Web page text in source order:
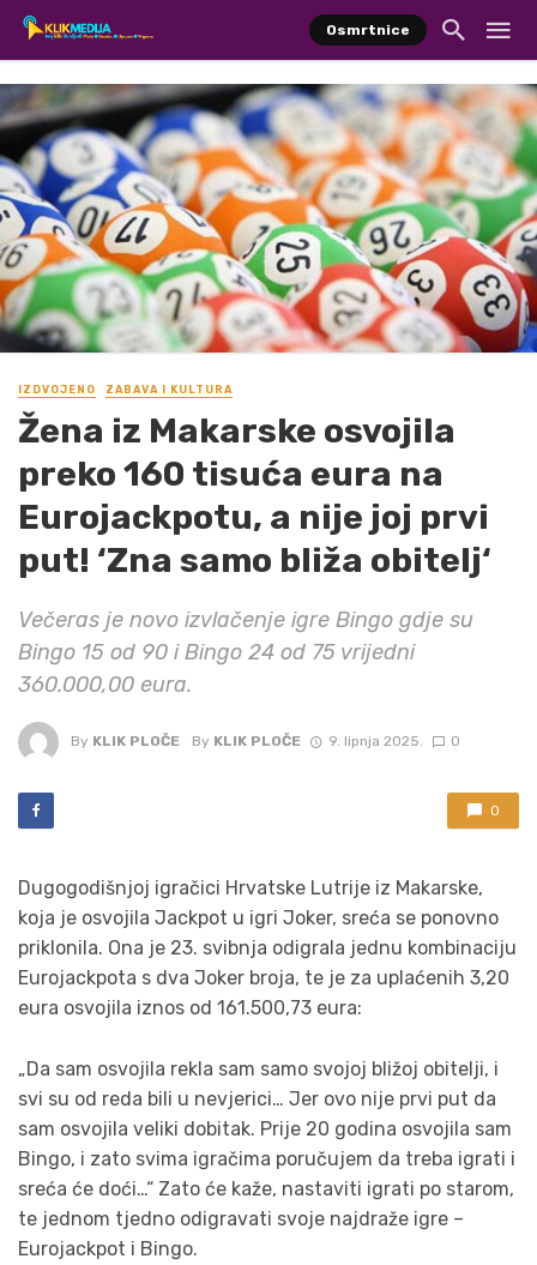
Osmrtnice
IZDVOJENO ZABAVA I KULTURA
Žena iz Makarske osvojila
preko 160 tisuća eura na
Eurojackpotu, a nije joj prvi
put! ‘Zna samo bliža obitelj‘
Večeras je novo izvlačenje igre Bingo gdje su
Bingo 15 od 90 i Bingo 24 od 75 vrijedni
360.000,00 eura.
By KLIK PLOČE By KLIK PLOČE 9. lipnja 2025. 0
0
Dugogodišnjoj igračici Hrvatske Lutrije iz Makarske,
koja je osvojila Jackpot u igri Joker, sreća se ponovno
priklonila. Ona je 23. svibnja odigrala jednu kombinaciju
Eurojackpota s dva Joker broja, te je za uplaćenih 3,20
eura osvojila iznos od 161.500,73 eura:
„Da sam osvojila rekla sam samo svojoj bližoj obitelji, i
svi su od reda bili u nevjerici… Jer ovo nije prvi put da
sam osvojila veliki dobitak. Prije 20 godina osvojila sam
Bingo, i zato svima igračima poručujem da treba igrati i
sreća će doći…“ Zato će kaže, nastaviti igrati po starom,
te jednom tjedno odigravati svoje najdraže igre –
Eurojackpot i Bingo.